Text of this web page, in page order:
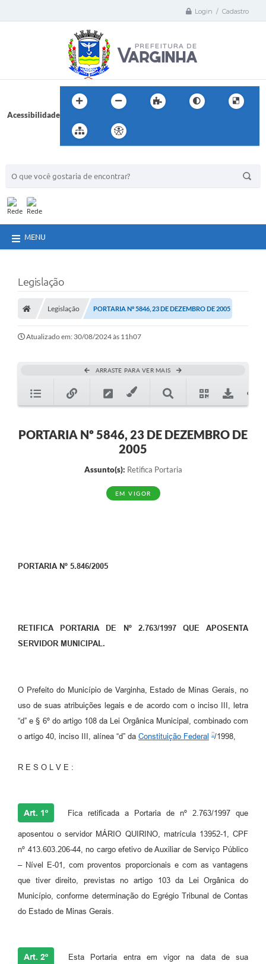
Login / Cadastro
Acessibilidade
MENU
Legislação
Legislação PORTARIA Nº 5846, 23 DE DEZEMBRO DE 2005
Atualizado em: 30/08/2024 às 11h07
ARRASTE PARA VER MAIS
PORTARIA Nº 5846, 23 DE DEZEMBRO DE
2005
Assunto(s): Retifica Portaria
EM VIGOR
PORTARIA Nº 5.846/2005
RETIFICA PORTARIA DE Nº 2.763/1997 QUE APOSENTA
SERVIDOR MUNICIPAL.
O Prefeito do Município de Varginha, Estado de Minas Gerais, no
uso de suas atribuições legais e de acordo com o inciso III, letra
“d” e § 6º do artigo 108 da Lei Orgânica Municipal, combinado com
o artigo 40, inciso III, alínea “d” da Constituição Federal /1998,
R E S O L V E :
Art. 1º Fica retificada a Portaria de nº 2.763/1997 que
aposentou o servidor MÁRIO QUIRINO, matrícula 13952-1, CPF
nº 413.603.206-44, no cargo efetivo de Auxiliar de Serviço Público
– Nível E-01, com proventos proporcionais e com as vantagens
que tiver direito, previstas no artigo 103 da Lei Orgânica do
Município, conforme determinação do Egrégio Tribunal de Contas
do Estado de Minas Gerais.
Art. 2º Esta Portaria entra em vigor na data de sua